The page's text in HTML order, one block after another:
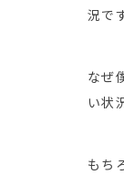
況で
なぜ
い状
もち